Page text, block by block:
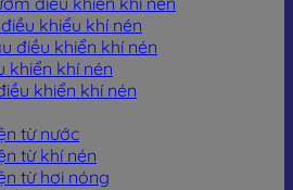
khiểu khí nén
điều khiển khí nén
khiển khí nén
khiển khí nén
từ nước
từ khí nén
từ hơi nóng